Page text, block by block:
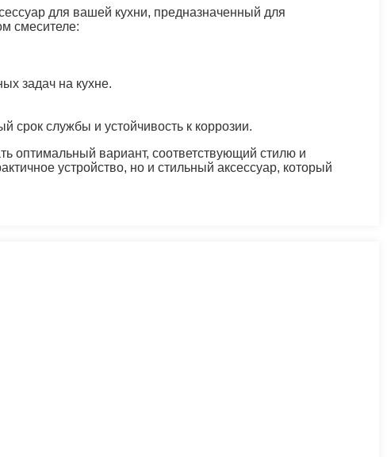
для вашей кухни, предназначенный для
смесителе:
задач на кухне.
срок службы и устойчивость к коррозии.
оптимальный вариант, соответствующий стилю и
устройство, но и стильный аксессуар, который